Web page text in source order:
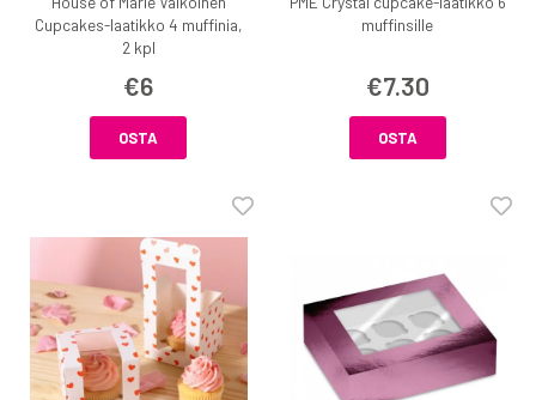
Cupcakes-laatikko 4 muffinia,
2 kpl
€6
OSTA
muffinsille
€7.30
OSTA